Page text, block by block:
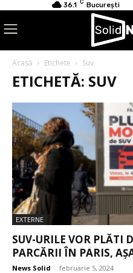
36.1 C București
Acasă Etichete Suv
ETICHETĂ: SUV
EXTERNE
SUV-URILE VOR PLĂTI
PARCĂRII ÎN PARIS,
News Solid - februarie 5, 2024